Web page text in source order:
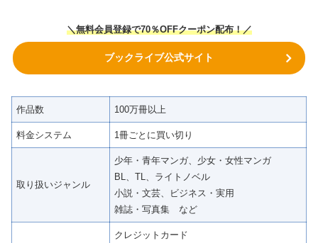
＼無料会員登録で70％OFFクーポン配布！／
ブックライブ公式サイト
作品数 100万冊以上
料金システム 1冊ごとに買い切り
取り扱いジャンル
少年・青年マンガ、少女・女性マンガ
BL、TL、ライトノベル
小説・文芸、ビジネス・実用
雑誌・写真集 など
クレジットカード